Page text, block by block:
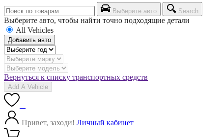
Выберите авто Search
Выберите авто, чтобы найти точно подходящие детали
All Vehicles
Добавить авто
Вернуться к списку транспортных средств
Add A Vehicle
Привет, заходи! Личный кабинет